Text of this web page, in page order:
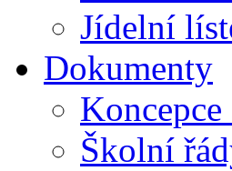
Jídelní
Dokumenty
Školní